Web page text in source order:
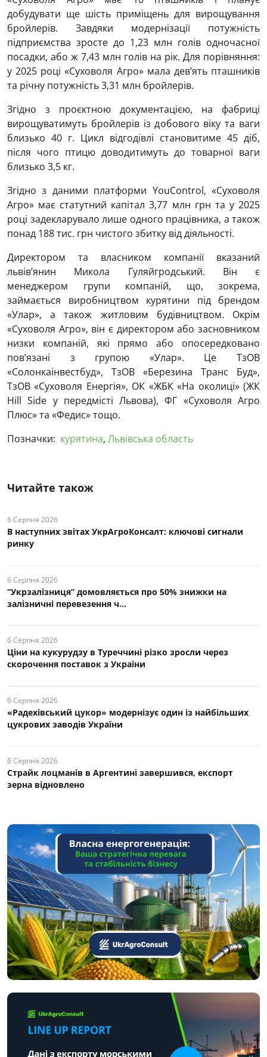
добудувати ще шість приміщень для вирощування
бройлерів. Завдяки модернізації потужність
підприємства зросте до 1,23 млн голів одночасної
посадки, або ж 7,43 млн голів на рік. Для порівняння:
у 2025 році «Суховоля Агро» мала дев’ять пташників
та річну потужність 3,31 млн бройлерів.
Згідно з проєктною документацією, на фабриці
вирощуватимуть бройлерів із добового віку та ваги
близько 40 г. Цикл відгодівлі становитиме 45 діб,
після чого птицю доводитимуть до товарної ваги
близько 3,5 кг.
Згідно з даними платформи YouControl, «Суховоля
Агро» має статутний капітал 3,77 млн грн та у 2025
році задекларувало лише одного працівника, а також
понад 188 тис. грн чистого збитку від діяльності.
Директором та власником компанії вказаний
львів’янин Микола Гуляйгродський. Він є
менеджером групи компаній, що, зокрема,
займається виробництвом курятини під брендом
«Улар», а також житловим будівництвом. Окрім
«Суховоля Агро», він є директором або засновником
низки компаній, які прямо або опосередковано
пов’язані з групою «Улар». Це ТзОВ
«Солонкаінвестбуд», ТзОВ «Березина Транс Буд»,
ТзОВ «Суховоля Енергія», ОК «ЖБК «На околиці» (ЖК
Hill Side у передмісті Львова), ФГ «Суховоля Агро
Плюс» та «Федис» тощо.
Позначки: курятина, Львівська область
Читайте також
6 Серпня 2026
В наступних звітах УкрАгроКонсалт: ключові cигнали
ринку
6 Серпня 2026
“Укрзалізниця” домовляється про 50% знижки на
залізничні перевезення ч...
6 Серпня 2026
Ціни на кукурудзу в Туреччині різко зросли через
скорочення поставок з України
6 Серпня 2026
«Радехівський цукор» модернізує один із найбільших
цукрових заводів України
6 Серпня 2026
Страйк лоцманів в Аргентині завершився, експорт
зерна відновлено